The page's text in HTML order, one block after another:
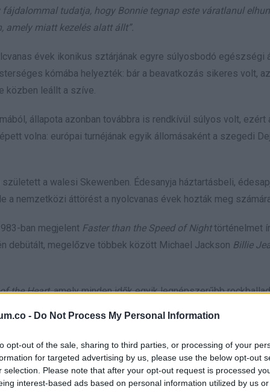
- Do Not Process My Personal Information
opt-out of the sale, sharing to third parties, or processing of your
for targeted advertising by us, please use the below opt-out
selection. Please note that after your opt-out request is processed
interest-based ads based on personal information utilized by us
tudatja, hogy Bonnie tegnap este váratlanul
amely miatt kezelés alatt állt”.
évek ikonikus sztárjának egyre súlyosbodó egészségi
kómába helyezték: bár a beavatkozás sikeres volt, az
közben leállt a szíve.
állapota azonban továbbra is rendkívül súlyos volt, ezért
volna: európai turnéjának egyik állomásaként a szegedi
a walesi Skewenben. Édesanyja háztartásbeli,
a nemzetközi áttörést a nyolcvanas évek hozták meg
ban megjelent Faster than the Speed of Nighttörténelmet
debütált, megelőzve többek között Michael Jackson Billie
the Heart, amely minden idők egyik legnépszerűbb
az első nyugati női előadó, aki turnét adott a
elismerést nyert, köztük Bravo OTTO-, Goldene Europa-
együtt, köztük Rod Stewarttal, Cliff Richarddal,
és Meat Loaffal.